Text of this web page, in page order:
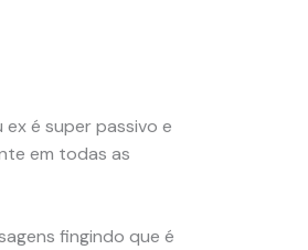
ex é super passivo e
em todas as
fingindo que é